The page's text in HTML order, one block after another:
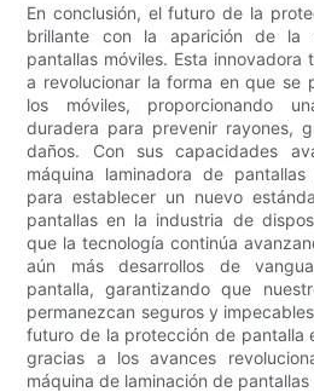
En conclusión, el futuro de la
brillante con la aparición de la
pantallas móviles. Esta innovadora
a revolucionar la forma en que se
los móviles, proporcionando
duradera para prevenir rayones,
daños. Con sus capacidades
máquina laminadora de
para establecer un nuevo
pantallas en la industria de
que la tecnología continúa
aún más desarrollos de
pantalla, garantizando que
permanezcan seguros y
futuro de la protección de pantalla
gracias a los avances
máquina de laminación de pantallas